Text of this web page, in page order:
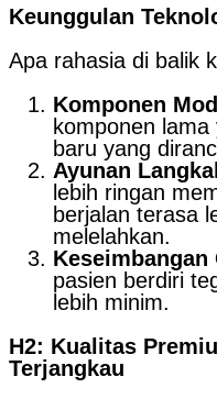
Keunggulan
Apa rahasia di balik
Komponen
komponen
baru yang
Ayunan
lebih ringan
berjalan terasa
melelahkan.
Keseimbangan
pasien berdiri
lebih minim.
H2: Kualitas
Terjangkau